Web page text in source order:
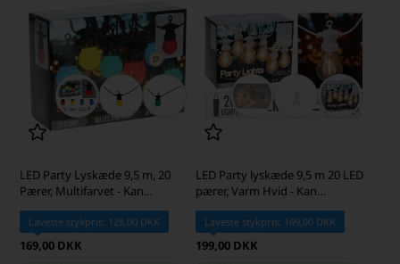
LED Party Lyskæde 9,5 m, 20
Pærer, Multifarvet - Kan
Forlænges
Laveste stykpris: 128,00 DKK
169,00 DKK
LED Party lyskæde 9,5 m 20 LED
pærer, Varm Hvid - Kan
forlænges
Laveste stykpris: 169,00 DKK
199,00 DKK